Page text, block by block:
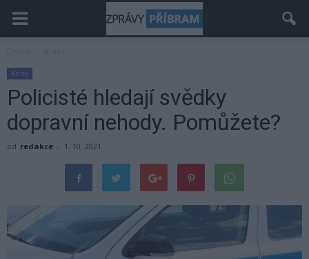
Krimi
Policisté hledají svědky
dopravní nehody. Pomůžete?
od redakce - 1. 10. 2021